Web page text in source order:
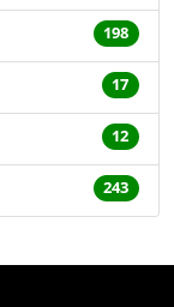
198
17
12
243